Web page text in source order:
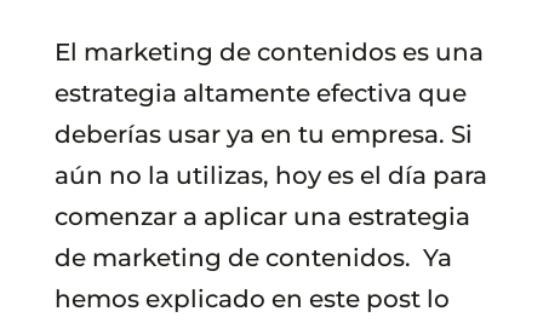
El marketing de contenidos es una
estrategia altamente efectiva que
deberías usar ya en tu empresa. Si
aún no la utilizas, hoy es el día para
comenzar a aplicar una estrategia
de marketing de contenidos. Ya
hemos explicado en este post lo